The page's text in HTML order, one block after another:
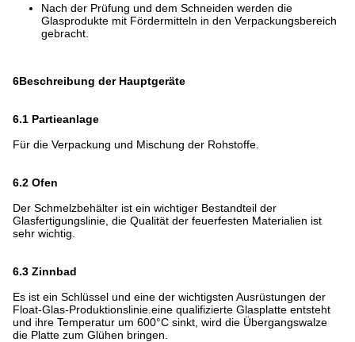
Nach der Prüfung und dem Schneiden werden die
Glasprodukte mit Fördermitteln in den Verpackungsbereich
gebracht.
6Beschreibung der Hauptgeräte
6.1 Partieanlage
Für die Verpackung und Mischung der Rohstoffe.
6.2 Ofen
Der Schmelzbehälter ist ein wichtiger Bestandteil der
Glasfertigungslinie, die Qualität der feuerfesten Materialien ist
sehr wichtig.
6.3 Zinnbad
Es ist ein Schlüssel und eine der wichtigsten Ausrüstungen der
Float-Glas-Produktionslinie.eine qualifizierte Glasplatte entsteht
und ihre Temperatur um 600°C sinkt, wird die Übergangswalze
die Platte zum Glühen bringen.